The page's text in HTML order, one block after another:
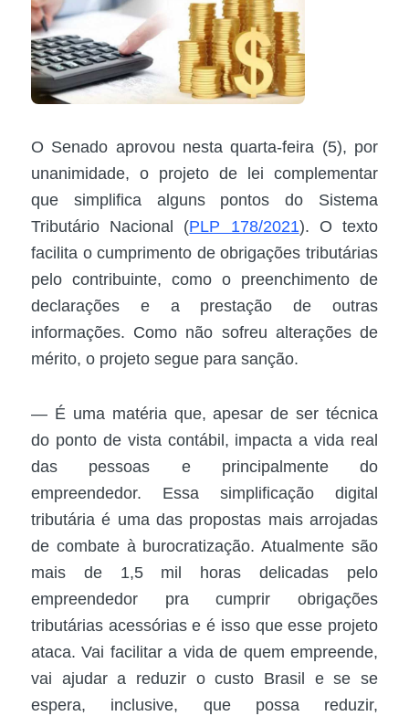
O Senado aprovou nesta quarta-feira (5), por
unanimidade, o projeto de lei complementar
que simplifica alguns pontos do Sistema
Tributário Nacional (PLP 178/2021). O texto
facilita o cumprimento de obrigações tributárias
pelo contribuinte, como o preenchimento de
declarações e a prestação de outras
informações. Como não sofreu alterações de
mérito, o projeto segue para sanção.
— É uma matéria que, apesar de ser técnica
do ponto de vista contábil, impacta a vida real
das pessoas e principalmente do
empreendedor. Essa simplificação digital
tributária é uma das propostas mais arrojadas
de combate à burocratização. Atualmente são
mais de 1,5 mil horas delicadas pelo
empreendedor pra cumprir obrigações
tributárias acessórias e é isso que esse projeto
ataca. Vai facilitar a vida de quem empreende,
vai ajudar a reduzir o custo Brasil e se se
espera, inclusive, que possa reduzir,